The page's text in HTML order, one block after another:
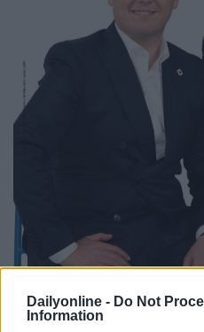
Dailyonline - Do Not
Information